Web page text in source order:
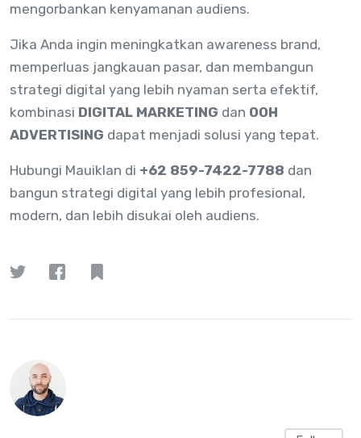
mengorbankan kenyamanan audiens.
Jika Anda ingin meningkatkan awareness brand,
memperluas jangkauan pasar, dan membangun
strategi digital yang lebih nyaman serta efektif,
kombinasi DIGITAL MARKETING dan OOH
ADVERTISING dapat menjadi solusi yang tepat.
Hubungi Mauiklan di +62 859-7422-7788 dan
bangun strategi digital yang lebih profesional,
modern, dan lebih disukai oleh audiens.